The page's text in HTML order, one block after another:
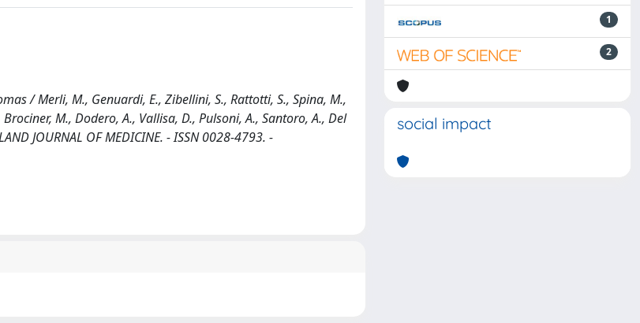
/ Merli, M., Genuardi, E., Zibellini, S., Rattotti, S., Spina, M.,
M., Dodero, A., Vallisa, D., Pulsoni, A., Santoro, A., Del
JOURNAL OF MEDICINE. - ISSN 0028-4793. -
1
2
social impact